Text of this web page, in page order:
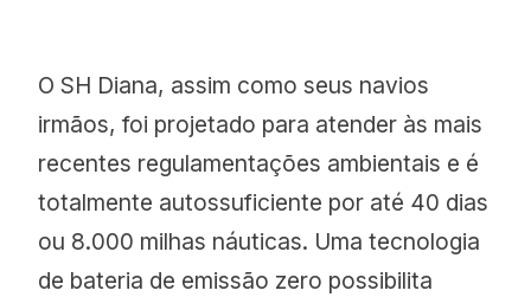
O SH Diana, assim como seus navios
irmãos, foi projetado para atender às mais
recentes regulamentações ambientais e é
totalmente autossuficiente por até 40 dias
ou 8.000 milhas náuticas. Uma tecnologia
de bateria de emissão zero possibilita